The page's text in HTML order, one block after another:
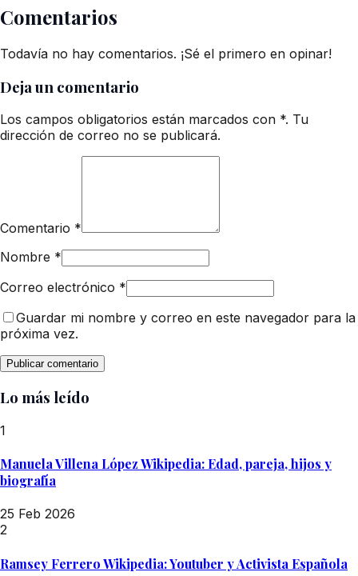
Comentarios
Todavía no hay comentarios. ¡Sé el primero en opinar!
Deja un comentario
Los campos obligatorios están marcados con *. Tu
dirección de correo no se publicará.
Comentario *
Nombre *
Correo electrónico *
Guardar mi nombre y correo en este navegador para la
próxima vez.
Lo más leído
1
Manuela Villena López Wikipedia: Edad, pareja, hijos y
biografía
25 Feb 2026
2
Ramsey Ferrero Wikipedia: Youtuber y Activista Española